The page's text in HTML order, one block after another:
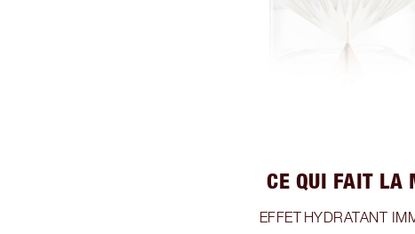
CE QUI FAIT LA
EFFET HYDRATANT